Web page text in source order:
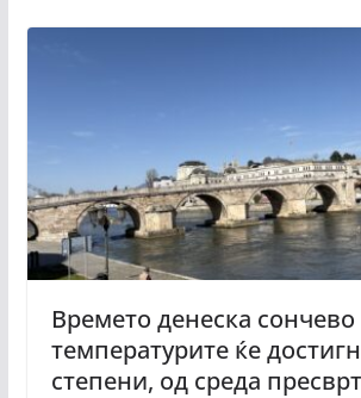
Времето денеска
температурите ќе
степени, од среда пресврт